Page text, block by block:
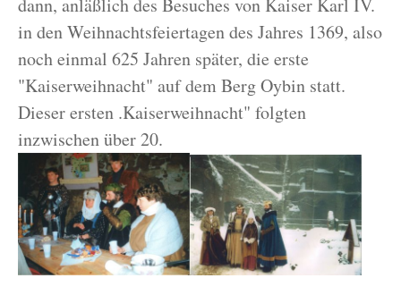
dann, anläßlich des Besuches von Kaiser Karl IV.
in den Weihnachtsfeiertagen des Jahres 1369, also
noch einmal 625 Jahren später, die erste
"Kaiserweihnacht" auf dem Berg Oybin statt.
Dieser ersten .Kaiserweihnacht" folgten
inzwischen über 20.